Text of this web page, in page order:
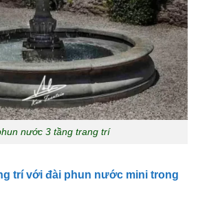
nước 3 tầng trang trí
trí với đài phun nước mini trong